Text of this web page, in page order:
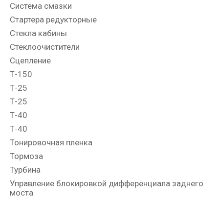
Система смазки
Стартера редукторные
Стекла кабины
Стеклоочистители
Сцепление
Т-150
Т-25
Т-25
Т-40
Т-40
Тонировочная пленка
Тормоза
Турбина
Управление блокировкой дифференциала заднего
моста